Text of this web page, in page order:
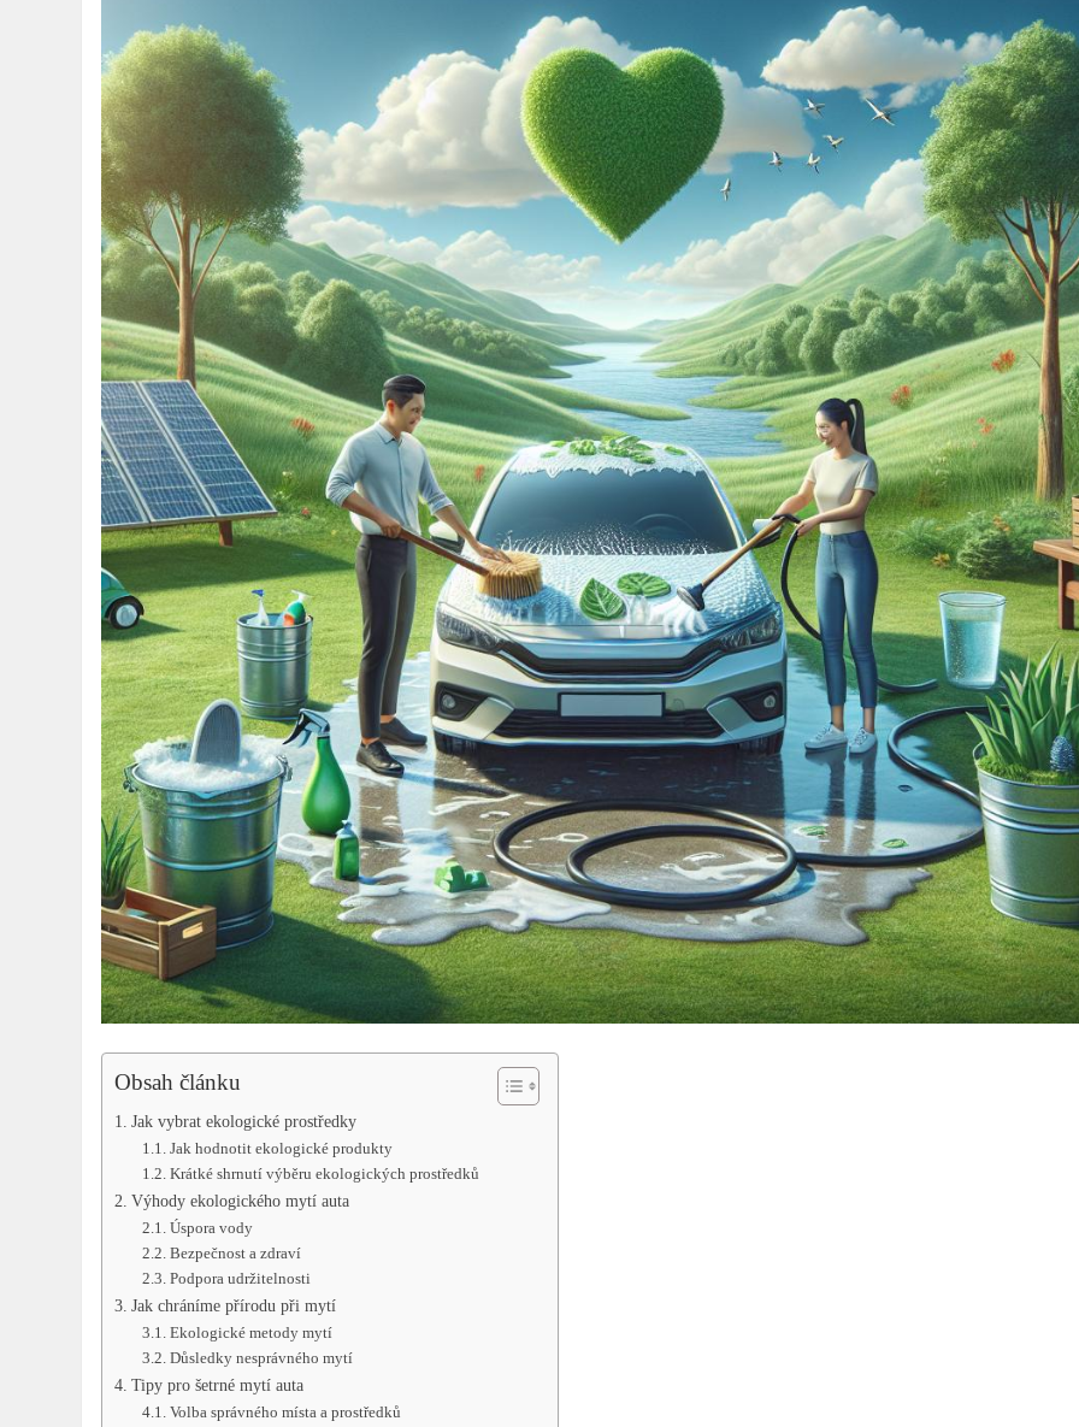
Obsah článku
Jak vybrat ekologické prostředky
Jak hodnotit ekologické produkty
Krátké shrnutí výběru ekologických prostředků
Výhody ekologického mytí auta
Úspora vody
Bezpečnost a zdraví
Podpora udržitelnosti
Jak chráníme přírodu při mytí
Ekologické metody mytí
Důsledky nesprávného mytí
Tipy pro šetrné mytí auta
Volba správného místa a prostředků